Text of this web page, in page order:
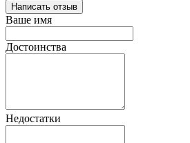
Написать отзыв
Ваше имя
Достоинства
Недостатки